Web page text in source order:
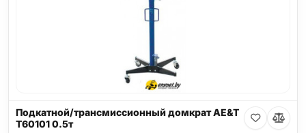
Подкатной/трансмиссионный домкрат AE&T
T60101 0.5т